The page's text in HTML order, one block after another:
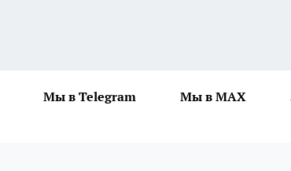
Мы в Telegram Мы в MAX